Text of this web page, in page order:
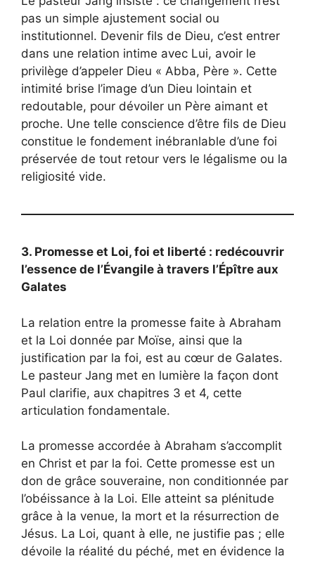
pas un simple ajustement social ou
institutionnel. Devenir fils de Dieu, c’est entrer
dans une relation intime avec Lui, avoir le
privilège d’appeler Dieu « Abba, Père ». Cette
intimité brise l’image d’un Dieu lointain et
redoutable, pour dévoiler un Père aimant et
proche. Une telle conscience d’être fils de Dieu
constitue le fondement inébranlable d’une foi
préservée de tout retour vers le légalisme ou la
religiosité vide.
3. Promesse et Loi, foi et liberté : redécouvrir
l’essence de l’Évangile à travers l’Épître aux
Galates
La relation entre la promesse faite à Abraham
et la Loi donnée par Moïse, ainsi que la
justification par la foi, est au cœur de Galates.
Le pasteur Jang met en lumière la façon dont
Paul clarifie, aux chapitres 3 et 4, cette
articulation fondamentale.
La promesse accordée à Abraham s’accomplit
en Christ et par la foi. Cette promesse est un
don de grâce souveraine, non conditionnée par
l’obéissance à la Loi. Elle atteint sa plénitude
grâce à la venue, la mort et la résurrection de
Jésus. La Loi, quant à elle, ne justifie pas ; elle
dévoile la réalité du péché, met en évidence la